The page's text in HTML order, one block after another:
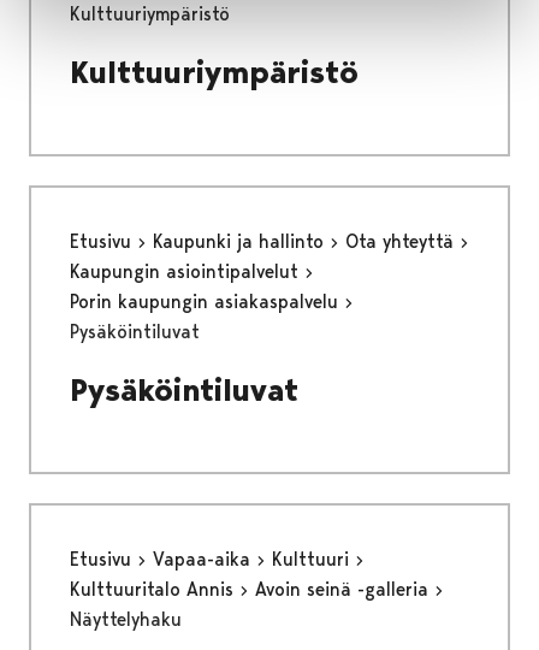
Kulttuuriympäristö
Kulttuuriympäristö
Etusivu Kaupunki ja hallinto
Ota yhteyttä
Kaupungin asiointipalvelut
Porin kaupungin asiakaspalvelu
Pysäköintiluvat
Pysäköintiluvat
Etusivu Vapaa-aika
Kulttuuri
Kulttuuritalo Annis
Avoin seinä -galleria
Näyttelyhaku